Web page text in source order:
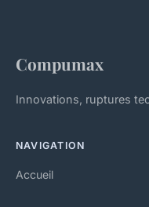
Compumax
Innovations, ruptures
NAVIGATION
Accueil